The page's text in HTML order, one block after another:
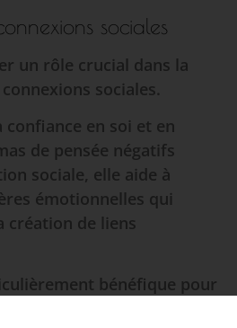
sociales
un rôle crucial dans la
sociales.
en soi et en
de pensée négatifs
sociale, elle aide à
émotionnelles qui
création de liens
bénéfique pour